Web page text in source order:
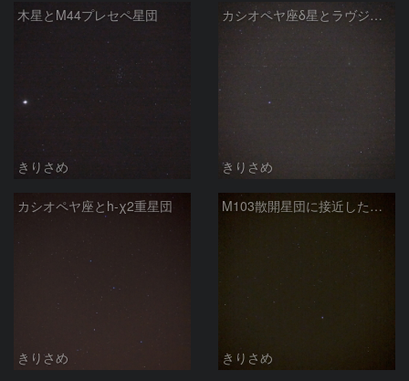
木星とM44プレセペ星団
きりさめ
カシオペヤ座δ星とラヴジョイ彗星
きりさめ
カシオペヤ座とh-χ2重星団
きりさめ
M103散開星団に接近したラヴジョイ彗星
きりさめ